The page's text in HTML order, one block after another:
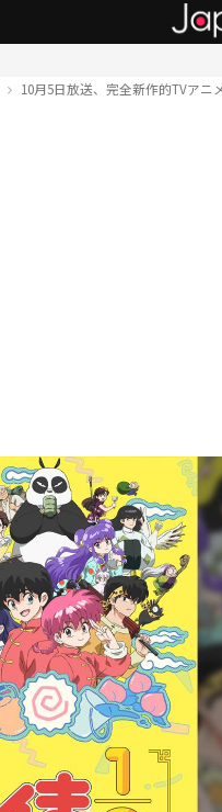
10月5日放送、完全新作的TVアニ